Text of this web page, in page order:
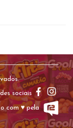
sociais
com ♥ pela